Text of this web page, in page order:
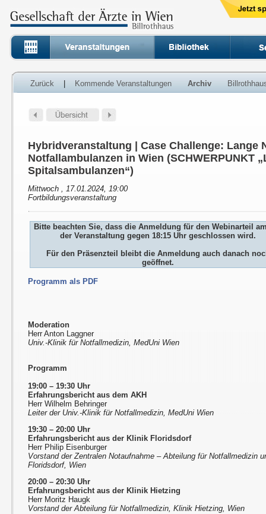
Zurück Kommende Veranstaltungen Archiv
Hybridveranstaltung | Case Challenge: Lange
Notfallambulanzen in Wien (SCHWERPUNKT
Spitalsambulanzen“)
Mittwoch , 17.01.2024, 19:00
Fortbildungsveranstaltung
Bitte beachten Sie, dass die Anmeldung für den Webinarteil
der Veranstaltung gegen 18:15 Uhr geschlossen wird.
Für den Präsenzteil bleibt die Anmeldung auch danach
geöffnet.
Programm als PDF
Moderation
Herr Anton Laggner
Univ.-Klinik für Notfallmedizin, MedUni Wien
Programm
19:00 – 19:30 Uhr
Erfahrungsbericht aus dem AKH
Herr Wilhelm Behringer
Leiter der Univ.-Klinik für Notfallmedizin, MedUni Wien
19:30 – 20:00 Uhr
Erfahrungsbericht aus der Klinik Floridsdorf
Herr Philip Eisenburger
Vorstand der Zentralen Notaufnahme – Abteilung für Notfallmedizin
Floridsdorf, Wien
20:00 – 20:30 Uhr
Erfahrungsbericht aus der Klinik Hietzing
Herr Moritz Haugk
Vorstand der Abteilung für Notfallmedizin, Klinik Hietzing, Wien